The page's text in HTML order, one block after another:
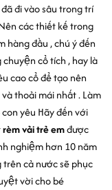
đi vào sâu trong trí
các thiết kế trong
hàng đầu , chú ý đến
cổ tích , hay là
cao cổ để tạo nên
thoải mái nhất . Làm
yêu Hãy đến với
rèm vải trẻ emđược
nghiệm hơn 10 năm
cả nước sẽ phục
vời cho bé